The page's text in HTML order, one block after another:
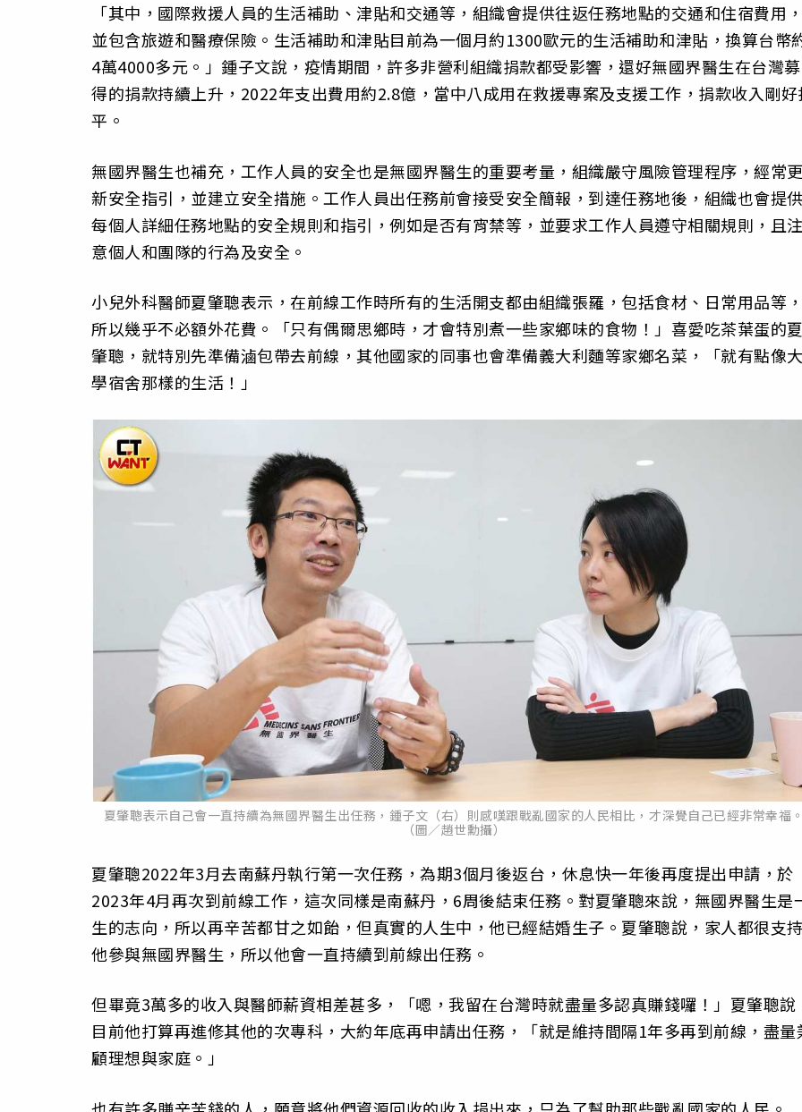
「其中，國際救援人員的生活補助、津貼和交通等，組織會提供往返任務地點的交通和住宿費用
並包含旅遊和醫療保險。生活補助和津貼目前為一個月約1300歐元的生活補助和津貼，換算台幣
4萬4000多元。」鍾子文說，疫情期間，許多非營利組織捐款都受影響，還好無國界醫生在台灣募
得的捐款持續上升，2022年支出費用約2.8億，當中八成用在救援專案及支援工作，捐款收入剛好
平。
無國界醫生也補充，工作人員的安全也是無國界醫生的重要考量，組織嚴守風險管理程序，經常
新安全指引，並建立安全措施。工作人員出任務前會接受安全簡報，到達任務地後，組織也會提
每個人詳細任務地點的安全規則和指引，例如是否有宵禁等，並要求工作人員遵守相關規則，且
意個人和團隊的行為及安全。
小兒外科醫師夏肇聰表示，在前線工作時所有的生活開支都由組織張羅，包括食材、日常用品等
所以幾乎不必額外花費。「只有偶爾思鄉時，才會特別煮一些家鄉味的食物！」喜愛吃茶葉蛋的
肇聰，就特別先準備滷包帶去前線，其他國家的同事也會準備義大利麵等家鄉名菜，「就有點像
學宿舍那樣的生活！」
夏肇聰表示自己會一直持續為無國界醫生出任務，鍾子文（右）則感嘆跟戰亂國家的人民相比，才深覺自己已經非常幸福
（圖／趙世勳攝）
夏肇聰2022年3月去南蘇丹執行第一次任務，為期3個月後返台，休息快一年後再度提出申請，於
2023年4月再次到前線工作，這次同樣是南蘇丹，6周後結束任務。對夏肇聰來說，無國界醫生是
生的志向，所以再辛苦都甘之如飴，但真實的人生中，他已經結婚生子。夏肇聰說，家人都很支
他參與無國界醫生，所以他會一直持續到前線出任務。
但畢竟3萬多的收入與醫師薪資相差甚多，「嗯，我留在台灣時就盡量多認真賺錢囉！」夏肇聰說
目前他打算再進修其他的次專科，大約年底再申請出任務，「就是維持間隔1年多再到前線，盡量
顧理想與家庭。」